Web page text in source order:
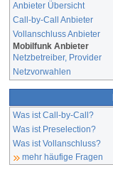
Anbieter Übersicht
Call-by-Call Anbieter
Vollanschluss Anbieter
Mobilfunk Anbieter
Netzbetreiber, Provider
Netzvorwahlen
Was ist Call-by-Call?
Was ist Preselection?
Was ist Vollanschluss?
mehr häufige Fragen